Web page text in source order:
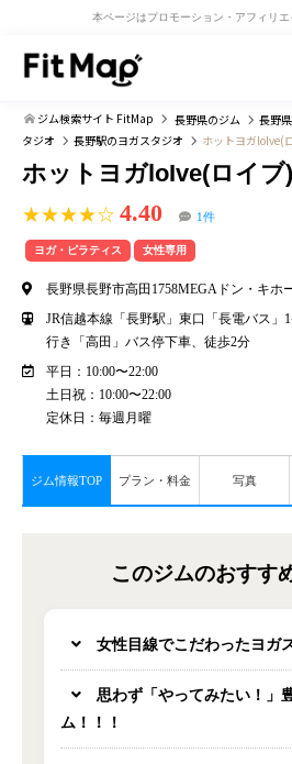
本ページはプロモーション・アフィリ
ジム検索サイト FitMap 長野県のジム 長野県
タジオ
長野駅のヨガスタジオ ホットヨガ
ホットヨガloIve(ロイ
★★★★☆ 4.40 1件
ヨガ・ピラティス 女性専用
長野県長野市高田1758MEGAドン・キホ
JR信越本線「長野駅」東口「長電バス」
行き「高田」バス停下車、徒歩2分
平日：10:00〜22:00
土日祝：10:00〜22:00
定休日：毎週月曜
ジム情報TOP プラン・料金 写真
このジムのおすす
女性目線でこだわったヨガ
思わず「やってみたい！」
ム！！！